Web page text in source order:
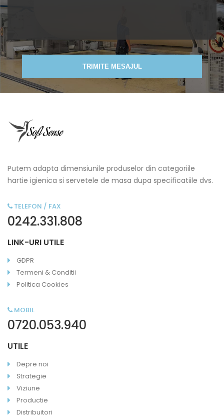
TRIMITE MESAJUL
Putem adapta dimensiunile produselor din categoriile
hartie igienica si servetele de masa dupa specificatiile dvs.
TELEFON / FAX
0242.331.808
LINK-URI UTILE
GDPR
Termeni & Conditii
Politica Cookies
MOBIL
0720.053.940
UTILE
Depre noi
Strategie
Viziune
Productie
Distribuitori